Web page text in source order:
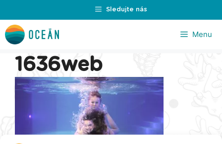
na
obsah
Sledujte nás
Menu
1636web